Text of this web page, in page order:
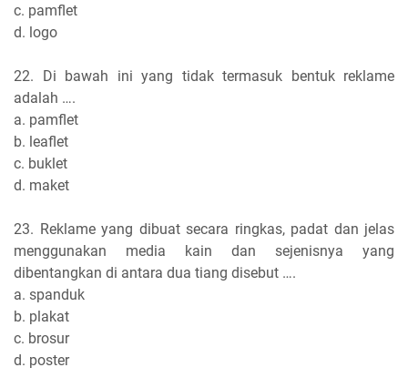
c. pamflet
d. logo
22. Di bawah ini yang tidak termasuk bentuk reklame
adalah ….
a. pamflet
b. leaflet
c. buklet
d. maket
23. Reklame yang dibuat secara ringkas, padat dan jelas
menggunakan media kain dan sejenisnya yang
dibentangkan di antara dua tiang disebut ….
a. spanduk
b. plakat
c. brosur
d. poster